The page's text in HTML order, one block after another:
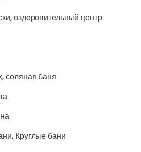
оздоровительный центр
соляная баня
Круглые бани